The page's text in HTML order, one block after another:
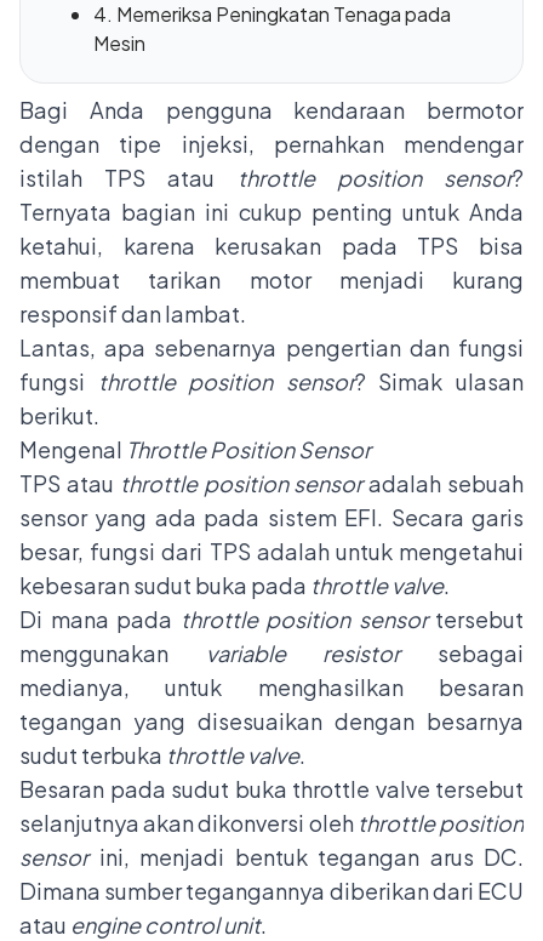
4. Memeriksa Peningkatan Tenaga pada
Mesin
Bagi Anda pengguna kendaraan bermotor
dengan tipe injeksi, pernahkan mendengar
istilah TPS atau
throttle position sensor?
Ternyata bagian ini cukup penting untuk Anda
ketahui, karena kerusakan pada TPS bisa
membuat tarikan motor menjadi kurang
responsif dan lambat.
Lantas, apa sebenarnya pengertian dan fungsi
fungsi
throttle position sensor? Simak ulasan
berikut.
Mengenal Throttle Position Sensor
TPS atau throttle position sensoradalah sebuah
sensor yang ada pada sistem EFI. Secara garis
besar, fungsi dari TPS adalah untuk mengetahui
kebesaran sudut buka pada throttle valve.
Di mana pada throttle position sensortersebut
menggunakan
variable resistor sebagai
medianya, untuk menghasilkan besaran
tegangan yang disesuaikan dengan besarnya
sudut terbuka throttle valve.
Besaran pada sudut buka throttle valve tersebut
selanjutnya akan dikonversi olehthrottle position
sensorini, menjadi bentuk tegangan arus DC.
Dimana sumber tegangannya diberikan dari ECU
atau engine control unit.